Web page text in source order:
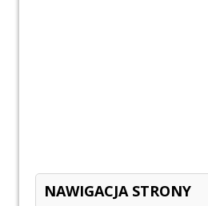
NAWIGACJA STRONY